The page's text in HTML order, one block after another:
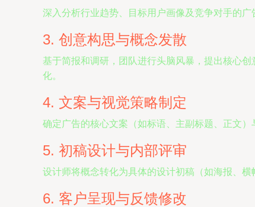
深入分析行业趋势、目标用户画像及竞争对手的
3. 创意构思与概念发散
基于简报和调研，团队进行头脑风暴，提出核心
化。
4. 文案与视觉策略制定
确定广告的核心文案（如标语、主副标题、正文
5. 初稿设计与内部评审
设计师将概念转化为具体的设计初稿（如海报、
6. 客户呈现与反馈修改